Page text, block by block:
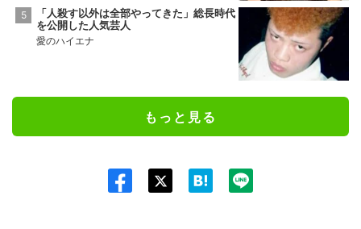
「人殺す以外は全部やってきた」総長時代
を公開した人気芸人
愛のハイエナ
もっと見る